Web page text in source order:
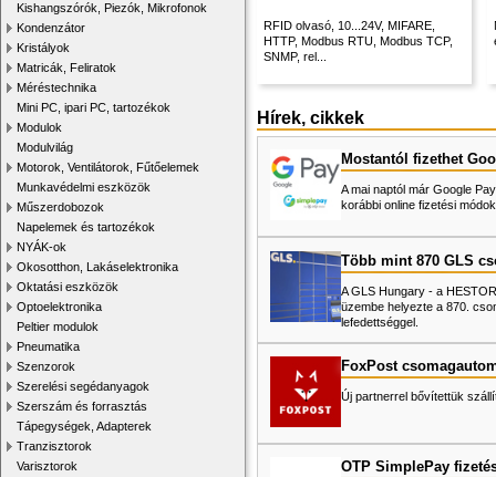
Kishangszórók, Piezók, Mikrofonok
Kondenzátor
Kristályok
Matricák, Feliratok
Méréstechnika
Mini PC, ipari PC, tartozékok
Modulok
Modulvilág
Motorok, Ventilátorok, Fűtőelemek
Munkavédelmi eszközök
Műszerdobozok
Napelemek és tartozékok
NYÁK-ok
Okosotthon, Lakáselektronika
Oktatási eszközök
Optoelektronika
Peltier modulok
Pneumatika
Szenzorok
Szerelési segédanyagok
Szerszám és forrasztás
Tápegységek, Adapterek
Tranzisztorok
Varisztorok
RFID olvasó, 10...24V, MIFARE,
HTTP, Modbus RTU, Modbus TCP,
SNMP, rel...
Hírek, cikkek
Mostantól fizethet
A mai naptól már Google
korábbi online fizetési
Több mint 870 GLS
A GLS Hungary - a
üzembe helyezte a 870.
lefedettséggel.
FoxPost
Új partnerrel bővítettük
OTP SimplePay